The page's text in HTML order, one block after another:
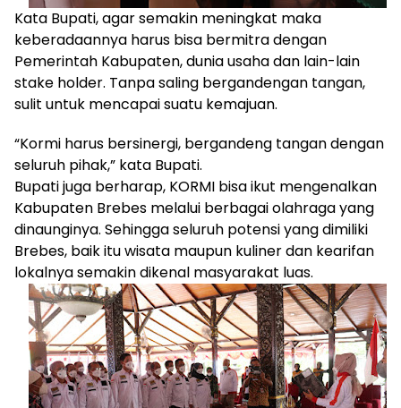
Kata Bupati, agar semakin meningkat maka
keberadaannya harus bisa bermitra dengan
Pemerintah Kabupaten, dunia usaha dan lain-lain
stake holder. Tanpa saling bergandengan tangan,
sulit untuk mencapai suatu kemajuan.
“Kormi harus bersinergi, bergandeng tangan dengan
seluruh pihak,” kata Bupati.
Bupati juga berharap, KORMI bisa ikut mengenalkan
Kabupaten Brebes melalui berbagai olahraga yang
dinaunginya. Sehingga seluruh potensi yang dimiliki
Brebes, baik itu wisata maupun kuliner dan kearifan
lokalnya semakin dikenal masyarakat luas.